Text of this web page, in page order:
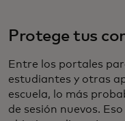
Protege tus
Entre los portales
estudiantes y otras
escuela, lo más
de sesión nuevos.